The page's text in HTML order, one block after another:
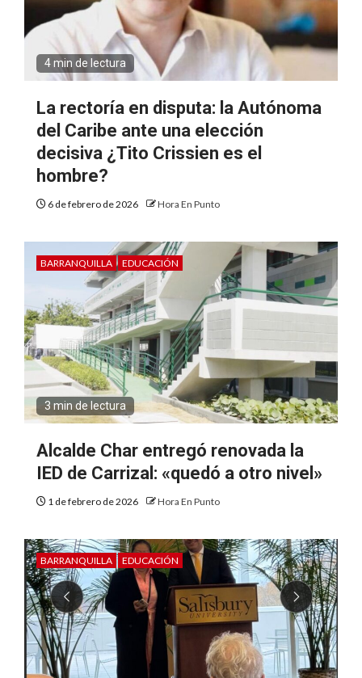
4 min de lectura
La rectoría en disputa: la Autónoma
del Caribe ante una elección
decisiva ¿Tito Crissien es el
hombre?
6 de febrero de 2026 Hora En Punto
BARRANQUILLA EDUCACIÓN
3 min de lectura
Alcalde Char entregó renovada la
IED de Carrizal: «quedó a otro nivel»
1 de febrero de 2026 Hora En Punto
BARRANQUILLA EDUCACIÓN